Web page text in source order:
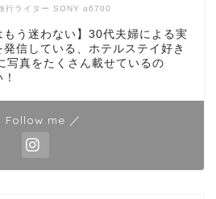
行ライター SONY α6700
もう迷わない】30代夫婦による実
信している、ホテルステイ好き
真をたくさん載せているの
Follow me ／